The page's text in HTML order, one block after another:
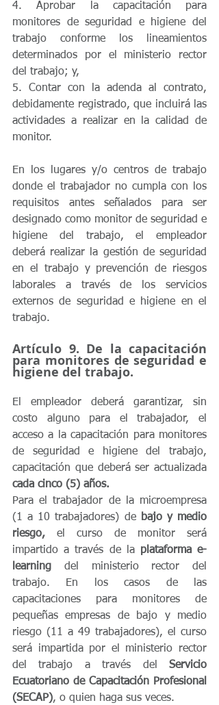
4. Aprobar la capacitación para
monitores de seguridad e higiene del
trabajo conforme los lineamientos
determinados por el ministerio rector
del trabajo; y,
5. Contar con la adenda al contrato,
debidamente registrado, que incluirá las
actividades a realizar en la calidad de
monitor.
En los lugares y/o centros de trabajo
donde el trabajador no cumpla con los
requisitos antes señalados para ser
designado como monitor de seguridad e
higiene del trabajo, el empleador
deberá realizar la gestión de seguridad
en el trabajo y prevención de riesgos
laborales a través de los servicios
externos de seguridad e higiene en el
trabajo.
Artículo 9. De la capacitación
para monitores de seguridad e
higiene del trabajo.
El empleador deberá garantizar, sin
costo alguno para el trabajador, el
acceso a la capacitación para monitores
de seguridad e higiene del trabajo,
capacitación que deberá ser actualizada
cada cinco (5) años.
Para el trabajador de la microempresa
(1 a 10 trabajadores) de
bajo y medio
riesgo, el curso de monitor será
impartido a través de la plataforma e-
learning del ministerio rector del
trabajo. En los casos de las
capacitaciones para monitores de
pequeñas empresas de bajo y medio
riesgo (11 a 49 trabajadores), el curso
será impartida por el ministerio rector
del trabajo a través del Servicio
Ecuatoriano de Capacitación Profesional
(SECAP), o quien haga sus veces.